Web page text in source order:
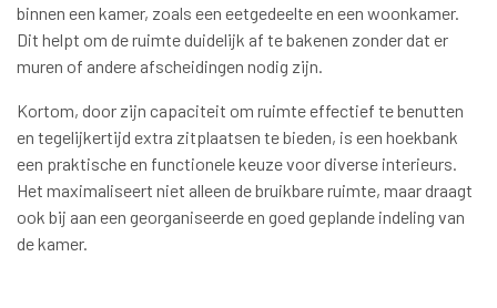
binnen een kamer, zoals een eetgedeelte en een woonkamer.
Dit helpt om de ruimte duidelijk af te bakenen zonder dat er
muren of andere afscheidingen nodig zijn.
Kortom, door zijn capaciteit om ruimte effectief te benutten
en tegelijkertijd extra zitplaatsen te bieden, is een hoekbank
een praktische en functionele keuze voor diverse interieurs.
Het maximaliseert niet alleen de bruikbare ruimte, maar draagt
ook bij aan een georganiseerde en goed geplande indeling van
de kamer.